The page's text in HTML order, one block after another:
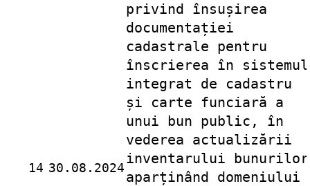
14 30.08.2024
privind însușirea
documentației
cadastrale pentru
înscrierea în sistemul
integrat de cadastru
și carte funciară a
unui bun public, în
vederea actualizării
inventarului bunurilor
aparținând domeniului